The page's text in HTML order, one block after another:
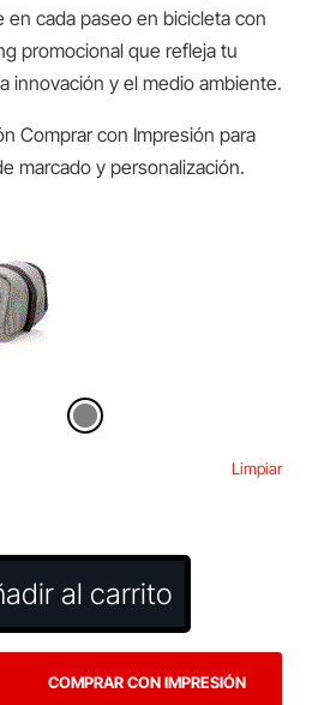
en cada paseo en bicicleta con
promocional que refleja tu
innovación y el medio ambiente.
Comprar con Impresión para
marcado y personalización.
Limpiar
al carrito
COMPRAR CON IMPRESIÓN